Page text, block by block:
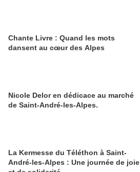
Chante Livre : Quand les mots
dansent au cœur des Alpes
Nicole Delor en dédicace au marché
de Saint-André-les-Alpes.
La Kermesse du Téléthon à Saint-
André-les-Alpes : Une journée de joie